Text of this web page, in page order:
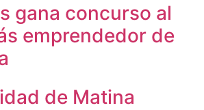
gana concurso al
emprendedor de
de Matina